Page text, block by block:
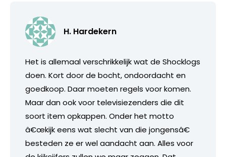
H. Hardekern
Het is allemaal verschrikkelijk wat de Shocklogs
doen. Kort door de bocht, ondoordacht en
goedkoop. Daar moeten regels voor komen.
Maar dan ook voor televisiezenders die dit
soort item opkappen. Onder het motto
â€œkijk eens wat slecht van die jongensâ€
besteden ze er wel aandacht aan. Alles voor